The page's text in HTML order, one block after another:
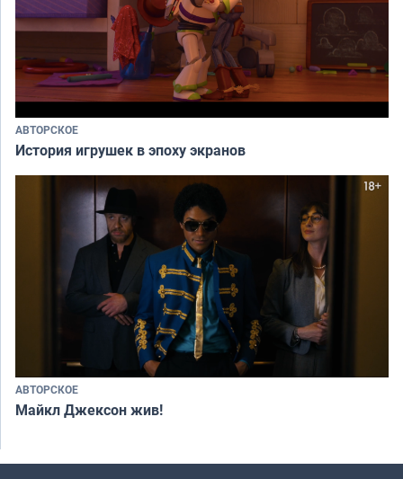
АВТОРСКОЕ
История игрушек в эпоху экранов
АВТОРСКОЕ
Майкл Джексон жив!